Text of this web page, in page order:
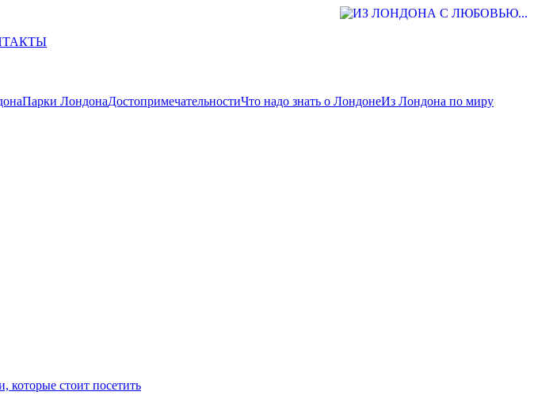
Парки ЛондонаДостопримечательностиЧто надо знать о ЛондонеИз Лондона по миру
которые стоит посетить